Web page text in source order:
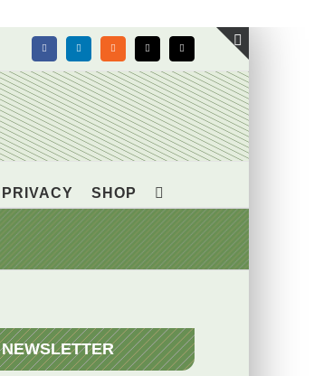
FacebookLinkedIn Rss X Email
PRIVACY SHOP
NEWSLETTER
Toggle
area
barra
scorrevole